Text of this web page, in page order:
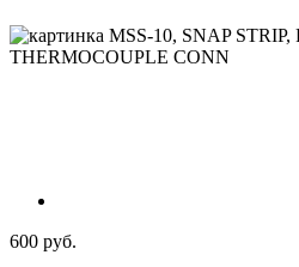
600 руб.